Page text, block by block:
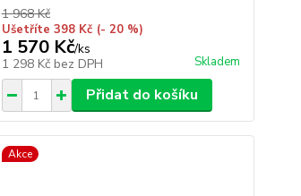
1 968 Kč
Ušetříte 398 Kč (- 20 %)
1 570 Kč/ks
1 298 Kč bez DPH Skladem
Přidat do košíku
Akce